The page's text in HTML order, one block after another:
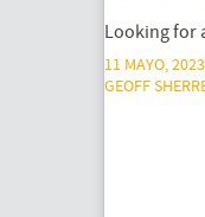
Looking for
11 MAYO, 2023
GEOFF